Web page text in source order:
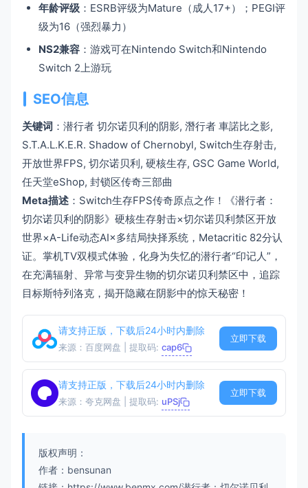
年龄评级 ：ESRB评级为Mature（成人17+）；PEGI评
级为16（强烈暴力）
NS2兼容 ：游戏可在Nintendo Switch和Nintendo
Switch 2上游玩
SEO信息
关键词 ：潜行者 切尔诺贝利的阴影, 潛行者 車諾比之影,
S.T.A.L.K.E.R. Shadow of Chernobyl, Switch生存射击,
开放世界FPS, 切尔诺贝利, 硬核生存, GSC Game World,
任天堂eShop, 封锁区传奇三部曲
Meta描述 ：Switch生存FPS传奇原点之作！《潜行者：
切尔诺贝利的阴影》硬核生存射击×切尔诺贝利禁区开放
世界×A-Life动态AI×多结局抉择系统，Metacritic 82分认
证。掌机TV双模式体验，化身为失忆的潜行者“印记人”，
在充满辐射、异常与变异生物的切尔诺贝利禁区中，追踪
目标斯特列洛克，揭开隐藏在阴影中的惊天秘密！
请支持正版，下载后24小时内删除
来源：百度网盘 | 提取码: cap6
立即下载
请支持正版，下载后24小时内删除
来源：夸克网盘 | 提取码: uPSj
立即下载
版权声明：
作者：bensunan